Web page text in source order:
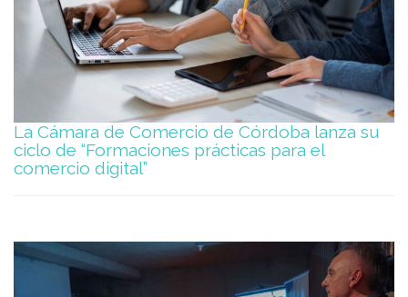
La Cámara de Comercio de Córdoba lanza su
ciclo de “Formaciones prácticas para el
comercio digital”